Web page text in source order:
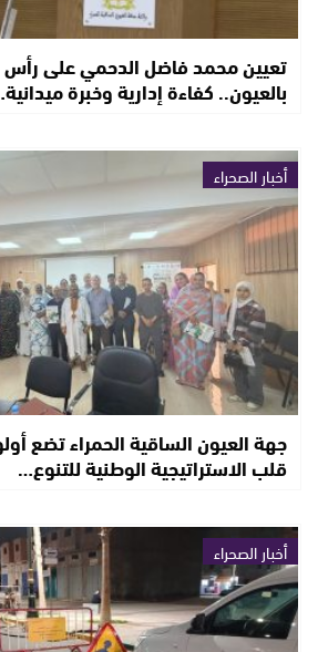
تعيين محمد فاضل الدحمي على رأس
بالعيون.. كفاءة إدارية وخبرة
أخبار الصحراء
جهة العيون الساقية الحمراء تضع
قلب الاستراتيجية الوطنية للتنوع…
أخبار الصحراء